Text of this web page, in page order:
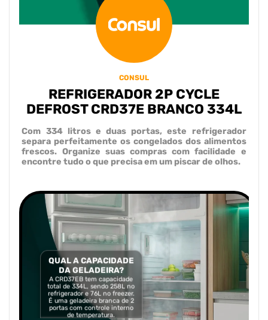
CONSUL
REFRIGERADOR 2P CYCLE
DEFROST CRD37E BRANCO 334L
Com 334 litros e duas portas, este refrigerador
separa perfeitamente os congelados dos alimentos
frescos. Organize suas compras com facilidade e
encontre tudo o que precisa em um piscar de olhos.
QUAL A CAPACIDADE
DA GELADEIRA?
A CRD37EB tem capacidade
total de 334L, sendo 258L no
refrigerador e 76L no freezer.
É uma geladeira branca de 2
portas com controle interno
de temperatura.